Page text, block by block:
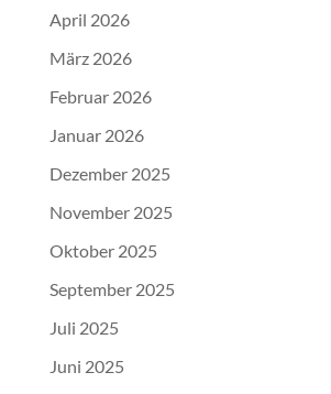
April 2026
März 2026
Februar 2026
Januar 2026
Dezember 2025
November 2025
Oktober 2025
September 2025
Juli 2025
Juni 2025